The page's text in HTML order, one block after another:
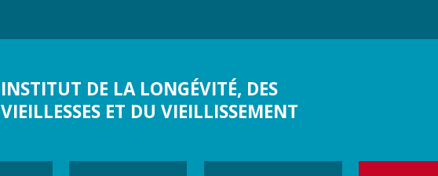
INSTITUT DE LA LONGÉVITÉ, DES
VIEILLESSES ET DU VIEILLISSEMENT